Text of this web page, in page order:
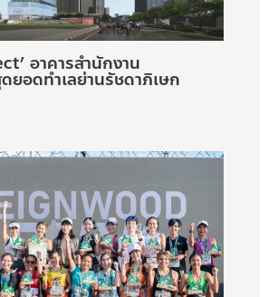
อาคารสำนักงาน
ยอดทำเลย่านรัชดาภิเษก